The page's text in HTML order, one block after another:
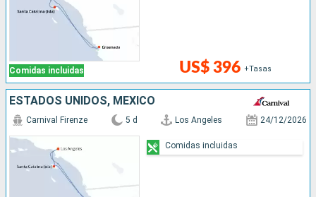
Comidas incluidas US$ 396 +Tasas
ESTADOS UNIDOS, MÉXICO
Carnival Firenze 5 d Los Angeles 24/12/2026
Comidas incluidas